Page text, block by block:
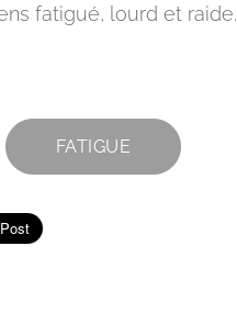
fatigué, lourd et raide.
FATIGUE